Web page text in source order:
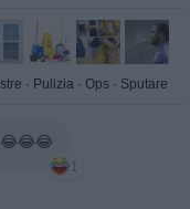
· Pulizia · Ops · Sputare
😂😂😂
1